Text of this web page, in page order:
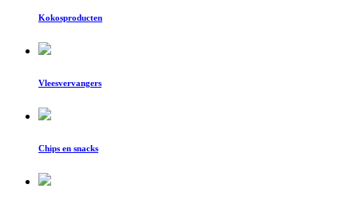
Kokosproducten
Vleesvervangers
Chips en snacks